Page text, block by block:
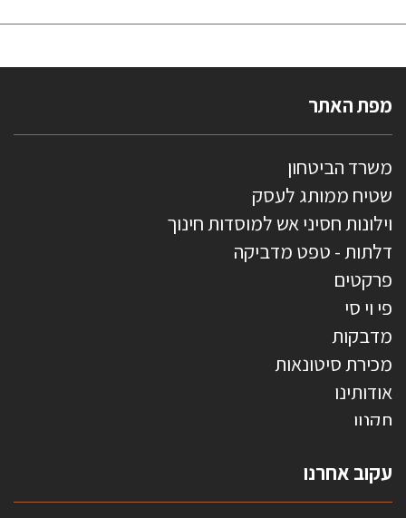
מפת האתר
משרד הביטחון
שטיח ממותג לעסק
וילונות חסיני אש למוסדות חינוך
דלתות - טפט מדביקה
פרקטים
פי וי סי
מדבקות
מכירת סיטונאות
אודותינו
תקנון
טפטים משולשים
וילונות חסיני אש
עקוב אחרנו